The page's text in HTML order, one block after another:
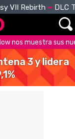
VII Rebirth DLC
nos muestra sus
3 y lidera